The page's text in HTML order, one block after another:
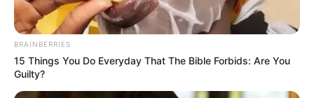
BRAINBERRIES
15 Things You Do Everyday That The Bible Forbids: Are You
Guilty?